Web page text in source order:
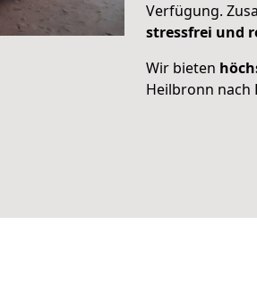
Verfügung.
stressfrei und
Wir bieten
Heilbronn nach